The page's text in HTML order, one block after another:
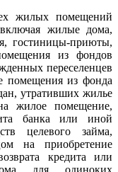
жилых помещений
жилые дома,
гостиницы-приюты,
из фондов
переселенцев
помещения из фонда
утративших жилье
жилое помещение,
банка или иной
целевого займа,
на приобретение
кредита или